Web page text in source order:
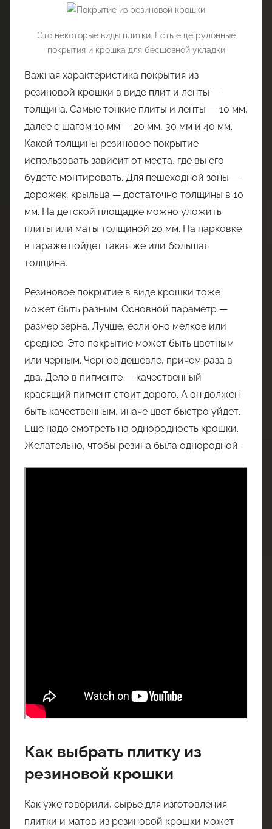
Это некоторые виды плитки. Есть еще рулонные
покрытия и крошка для бесшовной укладки
Важная характеристика покрытия из
резиновой крошки в виде плит и ленты —
толщина. Самые тонкие плиты и ленты — 10 мм,
далее с шагом 10 мм — 20 мм, 30 мм и 40 мм.
Какой толщины резиновое покрытие
использовать зависит от места, где вы его
будете монтировать. Для пешеходной зоны —
дорожек, крыльца — достаточно толщины в 10
мм. На детской площадке можно уложить
плиты или маты толщиной 20 мм. На парковке
в гараже пойдет такая же или большая
толщина.
Резиновое покрытие в виде крошки тоже
может быть разным. Основной параметр —
размер зерна. Лучше, если оно мелкое или
среднее. Это покрытие может быть цветным
или черным. Черное дешевле, причем раза в
два. Дело в пигменте — качественный
красящий пигмент стоит дорого. А он должен
быть качественным, иначе цвет быстро уйдет.
Еще надо смотреть на однородность крошки.
Желательно, чтобы резина была однородной.
Как выбрать плитку из
резиновой крошки
Как уже говорили, сырье для изготовления
плитки и матов из резиновой крошки может